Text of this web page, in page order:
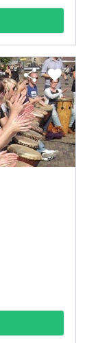
share favorite